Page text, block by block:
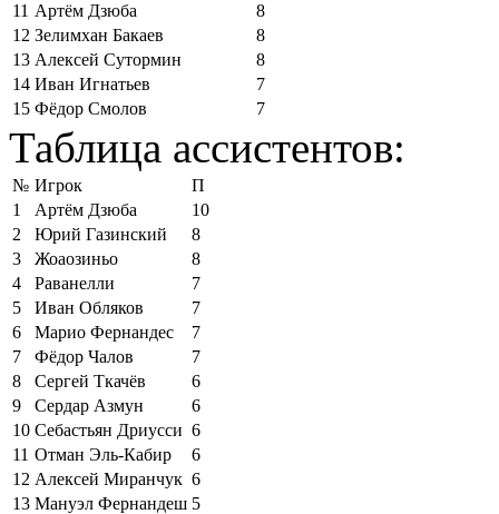
11 Артём Дзюба
8
12 Зелимхан Бакаев
8
13 Алексей Сутормин
8
14 Иван Игнатьев
7
15 Фёдор Смолов 7
Таблица ассистентов:
№ Игрок
П
1
Артём Дзюба
10
2
Юрий Газинский
8
3
Жоаозиньо
8
4
Раванелли
7
5
Иван Обляков
7
6
Марио Фернандес
7
7
Фёдор Чалов
7
8
Сергей Ткачёв
6
9
Сердар Азмун
6
10 Себастьян Дриусси 6
11 Отман Эль-Кабир
6
12 Алексей Миранчук 6
13 Мануэл Фернандеш 5